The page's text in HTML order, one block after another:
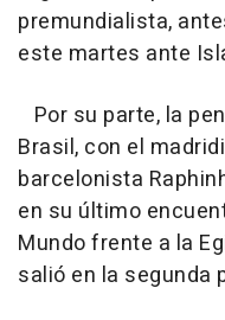
premundialista,
este martes ante
Por su parte, la
Brasil, con el
barcelonista
en su último
Mundo frente a la
salió en la segunda